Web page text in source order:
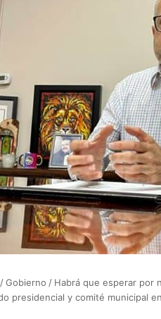
/Gobierno / Habrá que esperar por
presidencial y comité municipal